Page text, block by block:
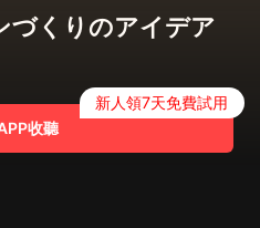
づくりのアイデア
收聽
新人領7天免費試用